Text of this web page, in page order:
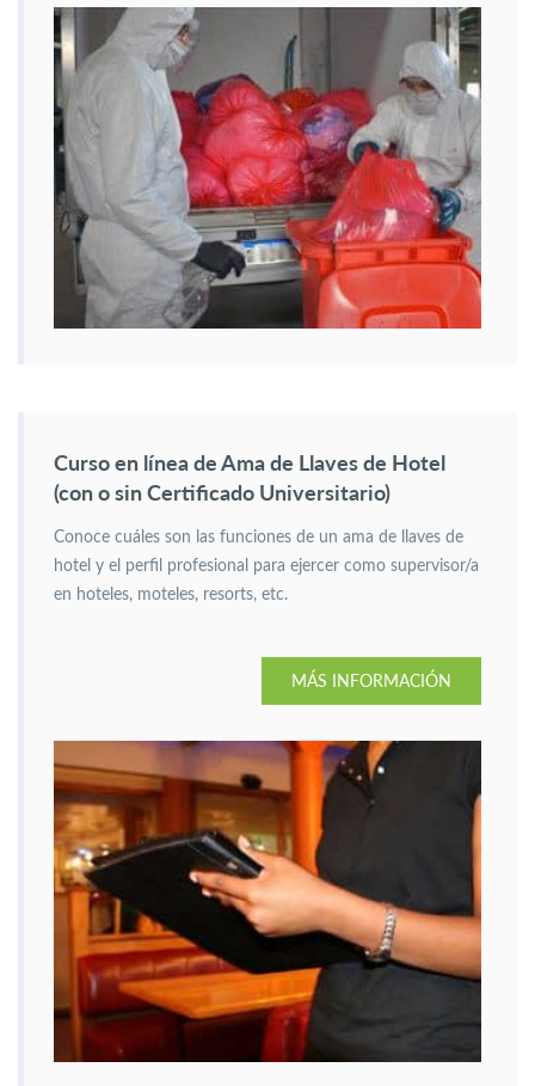
Curso en línea de Ama de Llaves de Hotel
(con o sin Certificado Universitario)
Conoce cuáles son las funciones de un ama de llaves de
hotel y el perfil profesional para ejercer como supervisor/a
en hoteles, moteles, resorts, etc.
MÁS INFORMACIÓN